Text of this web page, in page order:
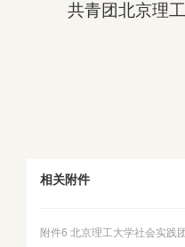
共青团北京理
相关附件
附件6 北京理工大学社会实践